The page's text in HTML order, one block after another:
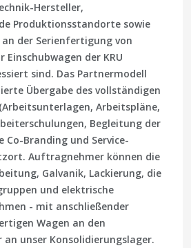
Hersteller,
Produktionsstandorte sowie
der Serienfertigung von
der KRU
sind. Das Partnermodell
Übergabe des vollständigen
Arbeitspläne,
Begleitung der
Co-Branding und Service-
Auftragnehmer können die
Galvanik, Lackierung, die
und elektrische
- mit anschließender
Wagen an den
unser Konsolidierungslager.